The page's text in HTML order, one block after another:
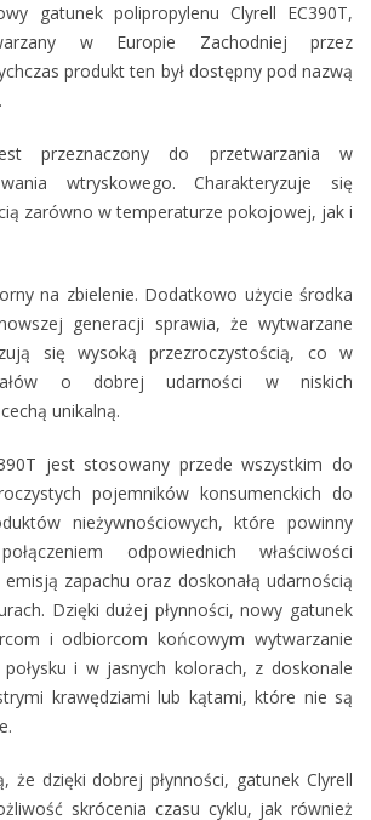
gatunek polipropylenu Clyrell EC390T,
w Europie Zachodniej przez
produkt ten był dostępny pod nazwą
przeznaczony do przetwarzania w
wtryskowego. Charakteryzuje się
zarówno w temperaturze pokojowej, jak i
na zbielenie. Dodatkowo użycie środka
generacji sprawia, że wytwarzane
się wysoką przezroczystością, co w
o dobrej udarności w niskich
unikalną.
jest stosowany przede wszystkim do
pojemników konsumenckich do
nieżywnościowych, które powinny
odpowiednich właściwości
zapachu oraz doskonałą udarnością
Dzięki dużej płynności, nowy gatunek
i odbiorcom końcowym wytwarzanie
i w jasnych kolorach, z doskonale
krawędziami lub kątami, które nie są
że dzięki dobrej płynności, gatunek Clyrell
skrócenia czasu cyklu, jak również